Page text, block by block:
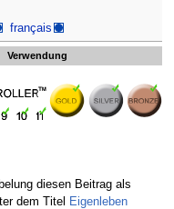
français
Verwendung
diesen Beitrag als
dem Titel
Eigenleben